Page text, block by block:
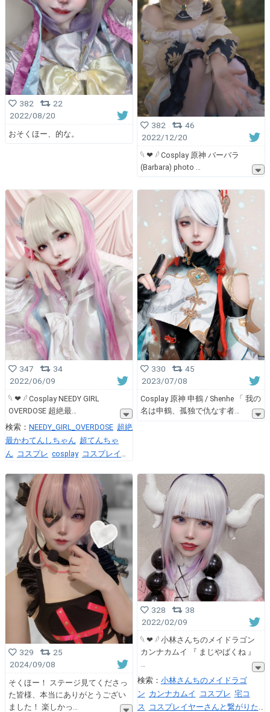
382
22
2022/08/20
おそくほー、的な。
382
46
2022/12/20
𓆩 ❤︎ 𓆪 Cosplay 原神 バーバラ
(Barbara) photo
347
34
2022/06/09
𓆩 ❤︎ 𓆪 Cosplay NEEDY GIRL
OVERDOSE 超絶最
検索： NEEDY_GIRL_OVERDOSE 超絶
最かわてんしちゃん 超てんちゃ
ん コスプレ cosplay コスプレイヤ
んと繋がりたい
330
45
2023/07/08
Cosplay 原神 申鶴 / Shenhe 「 我の
名は申鶴、孤独で仇なす者
329
25
2024/09/08
そくほー！ ステージ見てくださっ
た皆様、本当にありがとうござい
ました！ 楽しかっ
328
38
2022/02/09
𓆩 ❤︎ 𓆪 小林さんちのメイドラゴン
カンナカムイ 『 まじやばくね 』
検索： 小林さんちのメイドラゴ
ン カンナカムイ コスプレ 宅コ
ス
コスプレイヤーさんと繋がりた